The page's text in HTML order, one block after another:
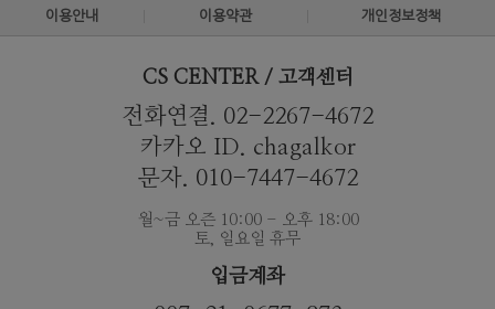
이용안내 이용약관 개인정보정책
CS CENTER / 고객센터
전화연결. 02-2267-4672
카카오 ID. chagalkor
문자. 010-7447-4672
월~금 오즌 10:00 - 오후 18:00
토, 일요일 휴무
입금계좌